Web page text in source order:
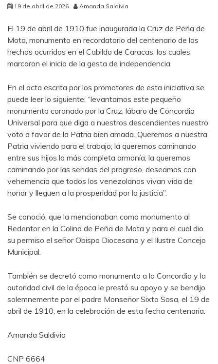
19 de abril de 2026 Amanda Saldivia
El 19 de abril de 1910 fue inaugurada la Cruz de Peña de
Mota, monumento en recordatorio del centenario de los
hechos ocurridos en el Cabildo de Caracas, los cuales
marcaron el inicio de la gesta de independencia.
En el acta escrita por los promotores de esta iniciativa se
puede leer lo siguiente: “levantamos este pequeño
monumento coronado por la Cruz, lábaro de Concordia
Universal para que diga a nuestros descendientes nuestro
voto a favor de la Patria bien amada. Queremos a nuestra
Patria viviendo para el trabajo; la queremos caminando
entre sus hijos la más completa armonía; la queremos
caminando por las sendas del progreso, deseamos con
vehemencia que todos los venezolanos vivan vida de
honor y lleguen a la prosperidad por la justicia”.
Se conoció, que la mencionaban como monumento al
Redentor en la Colina de Peña de Mota y para el cual dio
su permiso el señor Obispo Diocesano y el Ilustre Concejo
Municipal.
También se decretó como monumento a la Concordia y la
autoridad civil de la época le prestó su apoyo y se bendijo
solemnemente por el padre Monseñor Sixto Sosa, el 19 de
abril de 1910, en la celebración de esta fecha centenaria.
Amanda Saldivia
CNP 6664